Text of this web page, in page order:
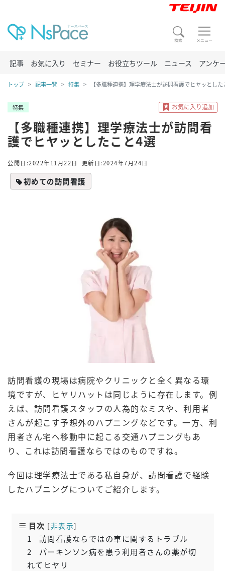
記事 お気に入り セミナー お役立ちツール ニュース アンケ
トップ 記事一覧 特集 【多職種連携】理学療法士が訪問看護でヒヤッとした
特集
【多職種連携】理学療法士が訪問看
護でヒヤッとしたこと4選
公開日:2022年11月22日 更新日:2024年7月24日
初めての訪問看護
訪問看護の現場は病院やクリニックと全く異なる環
境ですが、ヒヤリハットは同じように存在します。例
えば、訪問看護スタッフの人為的なミスや、利用者
さんが起こす予想外のハプニングなどです。一方、利
用者さん宅へ移動中に起こる交通ハプニングもあ
り、これは訪問看護ならではのものですね。
今回は理学療法士である私自身が、訪問看護で経験
したハプニングについてご紹介します。
目次 [非表示]
1
訪問看護ならではの車に関するトラブル
2
パーキンソン病を患う利用者さんの薬が切
れてヒヤリ